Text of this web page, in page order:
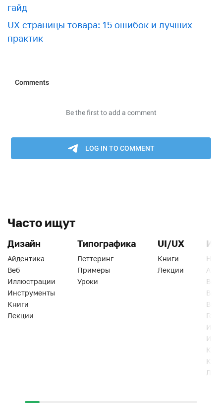
гайд
UX страницы товара: 15 ошибок и лучших
практик
Часто ищут
Дизайн
Айдентика
Веб
Иллюстрации
Инструменты
Книги
Лекции
Типографика
Леттеринг
Примеры
Уроки
UI/UX
Книги
Лекции
Веб